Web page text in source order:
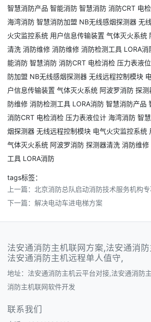
智慧消防产品 智能消防 智慧消防 消防CRT 电
海湾消防 智慧消防加盟 NB无线感烟探测器 无
火灾监控系统 用户信息传输装置 气体灭火系统
清洗 消防维修 消防维修 消防检测工具 LORA消
能消防 智慧消防 消防CRT 电检消检 压力表液
防加盟 NB无线感烟探测器 无线远程控制模块
户信息传输装置 气体灭火系统 阿波罗消防 探测
防维修 消防检测工具 LORA消防 智慧消防产品
消防CRT 电检消检 压力表液位计 海湾消防 智
烟探测器 无线远程控制模块 电气火灾监控系统
气体灭火系统 阿波罗消防 探测器清洗 消防维修
工具 LORA消防
tags标签：
上一篇： 北京消防总队启动消防技术服务机构
下一篇： 解决电动车进电梯方案
法安通消防主机联网方案,法安通消
法安通消防主机远程单人值守,
地址：法安通消防主机云平台对接,法安通消防
消防主机联网软件开发
联系我们